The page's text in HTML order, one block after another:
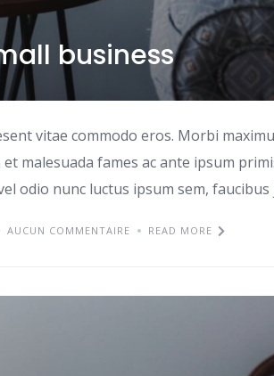
business
vitae commodo eros. Morbi
malesuada fames ac ante ipsum
odio nunc luctus ipsum sem,
AUCUN COMMENTAIRE READ MORE